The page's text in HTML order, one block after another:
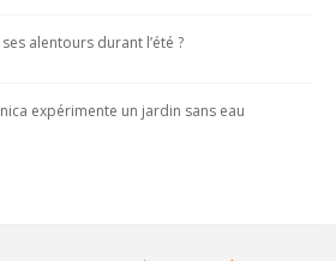
alentours durant l’été ?
expérimente un jardin sans eau